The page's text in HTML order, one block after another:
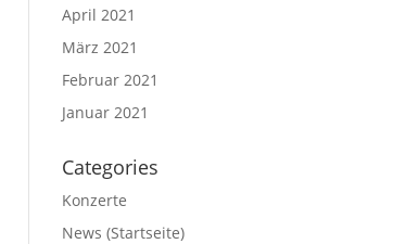
April 2021
März 2021
Februar 2021
Januar 2021
Categories
Konzerte
News (Startseite)